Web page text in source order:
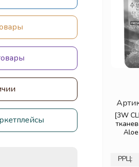
[3W
РРЦ: